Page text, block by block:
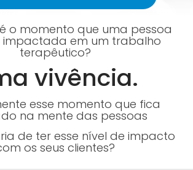
o momento que uma pessoa
impactada em um trabalho
terapêutico?
vivência.
esse momento que fica
na mente das pessoas
de ter esse nível de impacto
os seus clientes?